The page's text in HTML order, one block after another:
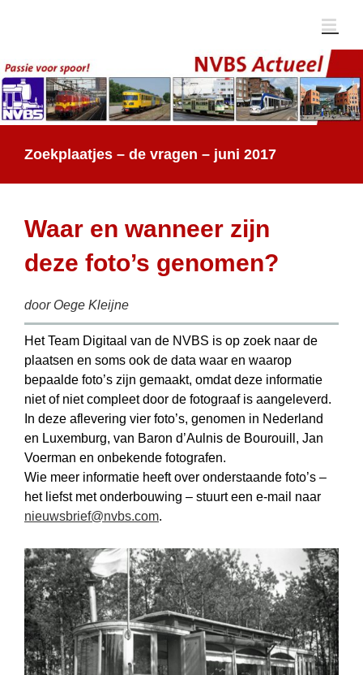
Zoekplaatjes – de vragen – juni 2017
Waar en wanneer zijn
deze foto’s genomen?
door Oege Kleijne
Het Team Digitaal van de NVBS is op zoek naar de
plaatsen en soms ook de data waar en waarop
bepaalde foto’s zijn gemaakt, omdat deze informatie
niet of niet compleet door de fotograaf is aangeleverd.
In deze aflevering vier foto’s, genomen in Nederland
en Luxemburg, van Baron d’Aulnis de Bourouill, Jan
Voerman en onbekende fotografen.
Wie meer informatie heeft over onderstaande foto’s –
het liefst met onderbouwing – stuurt een e-mail naar
nieuwsbrief@nvbs.com.